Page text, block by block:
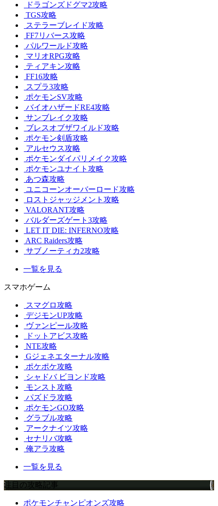
ドラゴンズドグマ2攻略
TGS攻略
ステラーブレイド攻略
FF7リバース攻略
パルワールド攻略
マリオRPG攻略
ティアキン攻略
FF16攻略
スプラ3攻略
ポケモンSV攻略
バイオハザードRE4攻略
サンブレイク攻略
ブレスオブザワイルド攻略
ポケモン剣盾攻略
アルセウス攻略
ポケモンダイパリメイク攻略
ポケモンユナイト攻略
あつ森攻略
ユニコーンオーバーロード攻略
ロストジャッジメント攻略
VALORANT攻略
バルダーズゲート3攻略
LET IT DIE: INFERNO攻略
ARC Raiders攻略
サブノーティカ2攻略
一覧を見る
スマホゲーム
スマグロ攻略
デジモンUP攻略
ヴァンピール攻略
ドットアビス攻略
NTE攻略
Gジェネエターナル攻略
ポケポケ攻略
シャドバ ビヨンド攻略
モンスト攻略
パズドラ攻略
ポケモンGO攻略
グラブル攻略
アークナイツ攻略
セナリバ攻略
俺アラ攻略
一覧を見る
注目の攻略記事
ポケモンチャンピオンズ攻略